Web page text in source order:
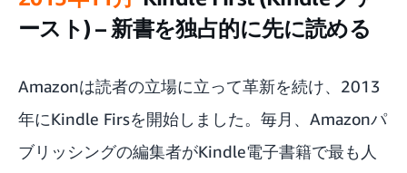
ースト) – 新書を独占的に先に読める
Amazonは読者の立場に立って革新を続け、2013
年にKindle Firsを開始しました。毎月、Amazonパ
ブリッシングの編集者がKindle電子書籍で最も人